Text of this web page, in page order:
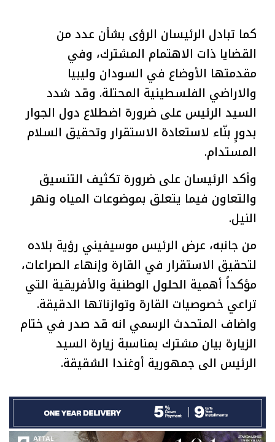
كما تبادل الرئيسان الرؤى بشأن عدد من
القضايا ذات الاهتمام المشترك، وفي
مقدمتها الأوضاع في السودان وليبيا
والاراضي الفلسطينية المحتلة. وقد شدد
السيد الرئيس على ضرورة اضطلاع دول الجوار
بدورٍ بنّاء لاستعادة الاستقرار وتحقيق السلام
المستدام.
وأكد الرئيسان على ضرورة تكثيف التنسيق
والتعاون فيما يتعلق بموضوعات المياه ونهر
النيل.
من جانبه، عرض الرئيس موسيفيني رؤية بلاده
لتحقيق الاستقرار في القارة وإنهاء الصراعات،
مؤكداً أهمية الحلول الوطنية والأفريقية التي
تراعي خصوصيات القارة وتوازناتها الدقيقة.
واضاف المتحدث الرسمي انه قد صدر في ختام
الزيارة بيان مشترك بمناسبة زيارة السيد
الرئيس الى جمهورية أوغندا الشقيقة.